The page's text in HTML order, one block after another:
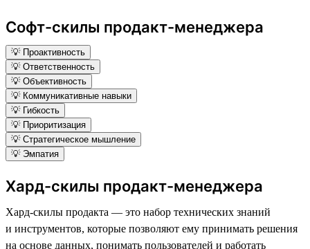
Софт-скилы продакт-менеджера
💡 Проактивность
💡 Ответственность
💡 Объективность
💡 Коммуникативные навыки
💡 Гибкость
💡 Приоритизация
💡 Стратегическое мышление
💡 Эмпатия
Хард-скилы продакт-менеджера
Хард-скилы продакта — это набор технических знаний
и инструментов, которые позволяют ему принимать решения
на основе данных, понимать пользователей и работать